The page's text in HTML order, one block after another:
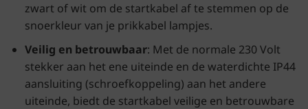
zwart of wit om de startkabel af te stemmen op de
snoerkleur van je prikkabel lampjes.
Veilig en betrouwbaar: Met de normale 230 Volt
stekker aan het ene uiteinde en de waterdichte IP44
aansluiting (schroefkoppeling) aan het andere
uiteinde, biedt de startkabel veilige en betrouwbare